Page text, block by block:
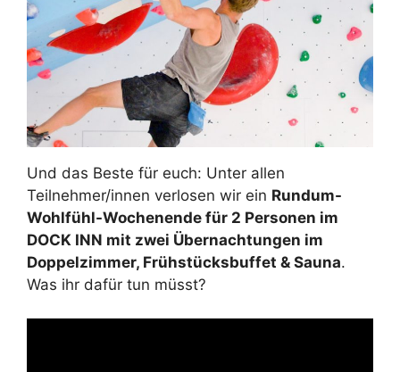
Und das Beste für euch: Unter allen
Teilnehmer/innen verlosen wir ein Rundum-
Wohlfühl-Wochenende für 2 Personen im
DOCK INN mit zwei Übernachtungen im
Doppelzimmer, Frühstücksbuffet & Sauna.
Was ihr dafür tun müsst?